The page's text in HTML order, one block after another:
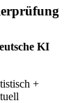
KI
+